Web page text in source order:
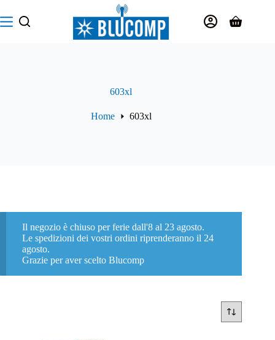
al
contenuto
Carrello
603xl
Home 603xl
Il negozio è chiuso per ferie dall'8 al 23 agosto.
Le spedizioni dei vostri ordini riprenderanno il 24
agosto.
Grazie per aver scelto Blucomp